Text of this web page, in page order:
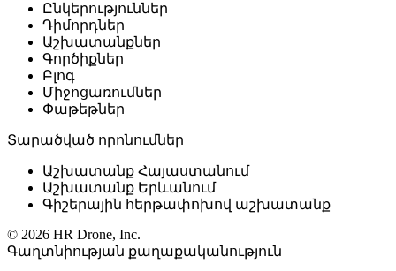
Ընկերություններ
Դիմորդներ
Աշխատանքներ
Գործիքներ
Բլոգ
Միջոցառումներ
Փաթեթներ
Տարածված որոնումներ
Աշխատանք Հայաստանում
Աշխատանք Երևանում
Գիշերային հերթափոխով աշխատանք
© 2026 HR Drone, Inc.
Գաղտնիության քաղաքականություն